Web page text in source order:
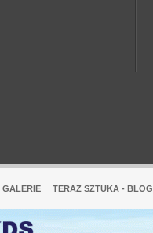
GALERIE TERAZ SZTUKA - BLOG